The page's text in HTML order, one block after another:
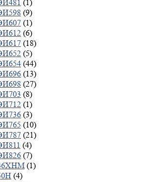
(1)
(9)
(1)
(6)
(18)
(5)
(44)
(13)
(27)
(8)
(1)
(3)
(10)
(21)
(4)
(7)
(1)
(4)